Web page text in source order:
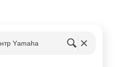
Yamaha